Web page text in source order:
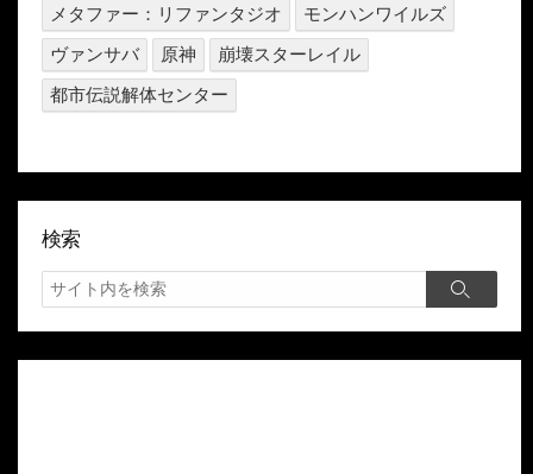
メタファー：リファンタジオ
モンハンワイルズ
ヴァンサバ
原神
崩壊スターレイル
都市伝説解体センター
検索
検
索
検